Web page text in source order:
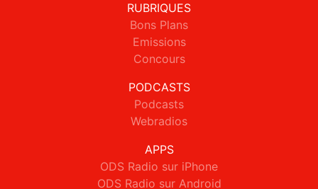
RUBRIQUES
Bons Plans
Emissions
Concours
PODCASTS
Podcasts
Webradios
APPS
ODS Radio sur iPhone
ODS Radio sur Android